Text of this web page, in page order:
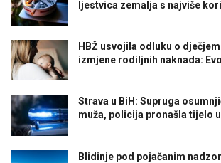
ljestvica zemalja s najviše
HBŽ usvojila odluku o
izmjene rodiljnih naknada:
Strava u BiH: Supruga
muža, policija pronašla tijelo
Blidinje pod pojačanim